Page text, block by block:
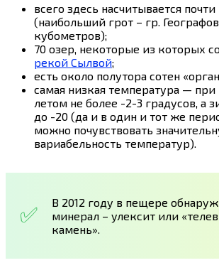
всего здесь насчитывается
(наибольший грот – гр.
кубометров);
70 озер, некоторые из которых
рекой Сылвой;
есть около полутора сотен
самая низкая температура — при
летом не более -2-3 градусов, а
до -20 (да и в один и тот же
можно почувствовать
вариабельность температур).
В 2012 году в пещере
минерал – улексит или
камень».